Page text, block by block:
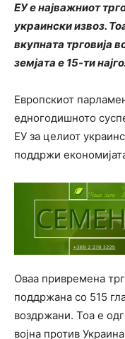
ЕУ е најважниот
украински извоз.
вкупната трговија
земјата е 15-ти
Европскиот
едногодишното
ЕУ за целиот
поддржи
Оваа привремена
поддржана со 515
воздржани. Тоа е
војна против